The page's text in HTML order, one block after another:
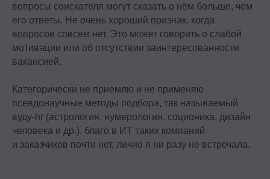
вопросы соискателя могут сказать о нём больше, чем
его ответы. Не очень хороший признак, когда
вопросов совсем нет. Это может говорить о слабой
мотивации или об отсутствии заинтересованности
вакансией.
Категорически не приемлю и не применяю
псевдонаучные методы подбора, так называемый
вуду-hr (астрология, нумерология, соционика, дизайн
человека и др.), благо в ИТ таких компаний
и заказчиков почти нет, лично я ни разу не встречала.